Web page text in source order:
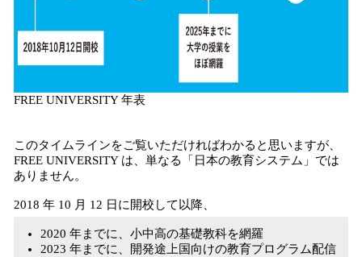
FREE UNIVERSITY 年表
このタイムラインをご覧いただければわかると思いますが、
FREE UNIVERSITY は、単なる「日本の教育システム」では
ありません。
2018 年 10 月 12 日に開校して以降、
2020 年までに、小中高の基礎教科を網羅
2023 年までに、開発途上国向けの教育プログラム配信